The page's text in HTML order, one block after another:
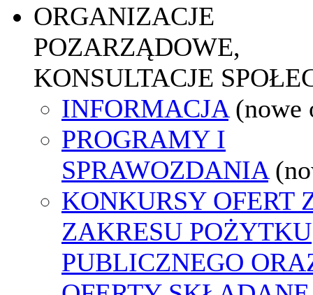
ORGANIZACJE
POZARZĄDOWE,
KONSULTACJE
INFORMACJA (nowe
PROGRAMY I
SPRAWOZDANIA
KONKURSY OFERT
ZAKRESU POŻYTKU
PUBLICZNEGO